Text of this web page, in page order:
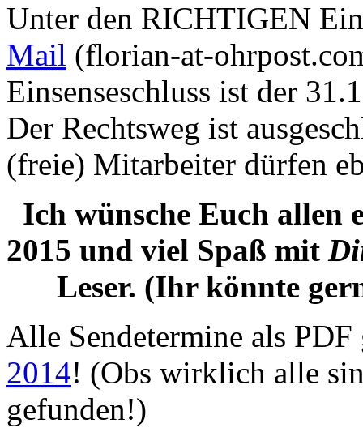
Unter den RICHTIGEN
Mail (florian-at-
Einsenseschluss ist der
Der Rechtsweg ist
(freie) Mitarbeiter dürfen
Ich wünsche Euch allen
2015 und viel Spaß mit
Leser. (Ihr könnte
Alle Sendetermine als
2014! (Obs wirklich alle
gefunden!)